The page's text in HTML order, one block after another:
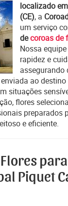
localizado
(CE), a
um serviço
decoroas de
Nossa
rapidez e
assegurando
ao
situações
flores
preparados
e eficiente.
Flores
Piquet